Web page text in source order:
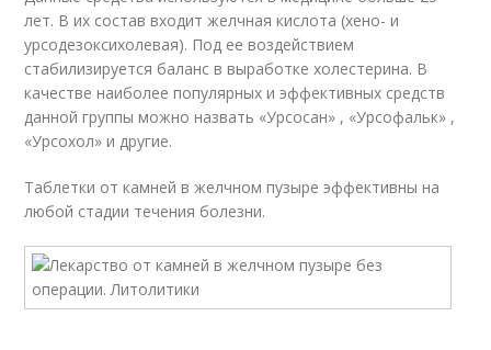
лет. В их состав входит желчная кислота (хено- и
урсодезоксихолевая). Под ее воздействием
стабилизируется баланс в выработке холестерина. В
качестве наиболее популярных и эффективных средств
данной группы можно назвать «Урсосан» , «Урсофальк» ,
«Урсохол» и другие.
Таблетки от камней в желчном пузыре эффективны на
любой стадии течения болезни.